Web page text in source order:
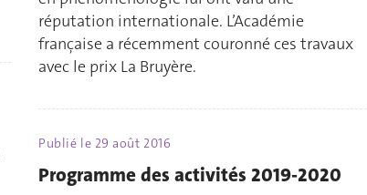
réputation internationale. L’Académie
française a récemment couronné ces travaux
avec le prix La Bruyère.
Publié le 29 août 2016
Programme des activités 2019-2020